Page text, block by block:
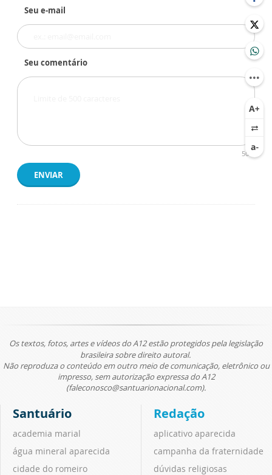
Seu e-mail
Seu comentário
500
ENVIAR
Os textos, fotos, artes e vídeos do A12 estão protegidos pela legislação
brasileira sobre direito autoral.
Não reproduza o conteúdo em outro meio de comunicação, eletrônico ou
impresso, sem autorização expressa do A12
(faleconosco@santuarionacional.com).
Santuário
academia marial
água mineral aparecida
cidade do romeiro
Redação
aplicativo aparecida
campanha da fraternidade
dúvidas religiosas